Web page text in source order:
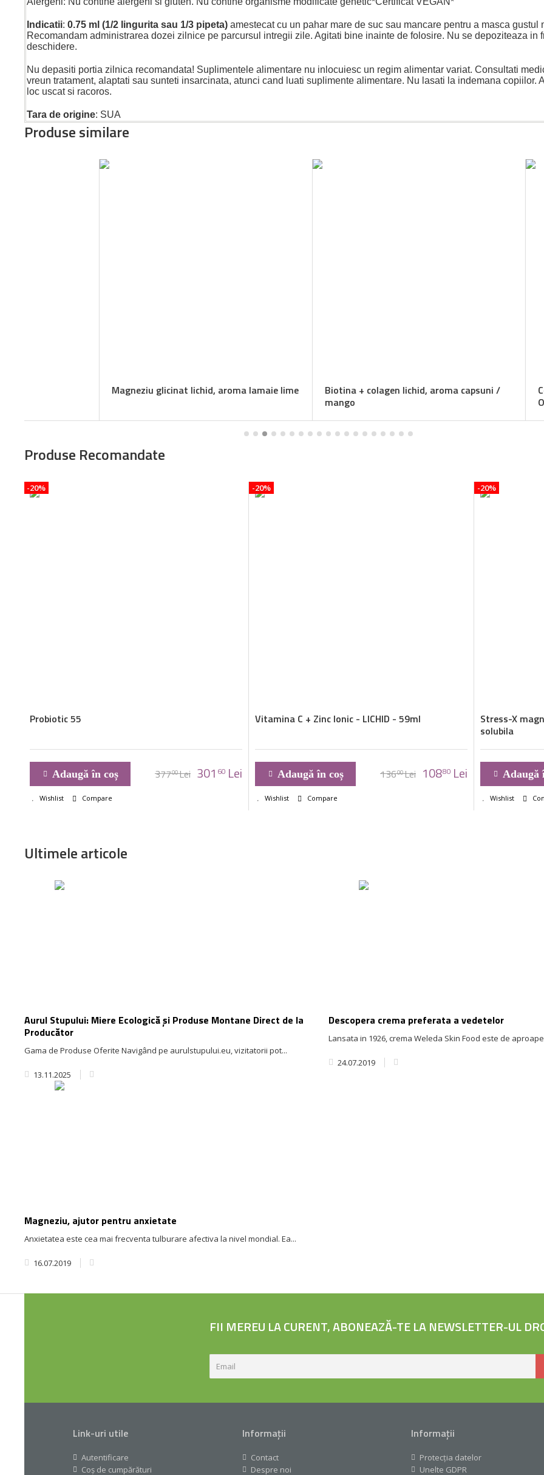
Indicatii: 0.75 ml (1/2 lingurita sau 1/3 pipeta) amestecat cu un pahar mare de suc sau mancare pentru a masca gustul
Recomandam administrarea dozei zilnice pe parcursul intregii zile. Agitati bine inainte de folosire. Nu se depoziteaza in
deschidere.
Nu depasiti portia zilnica recomandata! Suplimentele alimentare nu inlocuiesc un regim alimentar variat. Consultati
vreun tratament, alaptati sau sunteti insarcinata, atunci cand luati suplimente alimentare. Nu lasati la indemana copiilor.
loc uscat si racoros.
Tara de origine: SUA
Produse similare
Magneziu glicinat lichid, aroma lamaie lime
Biotina + colagen lichid, aroma capsuni /
Produse Recomandate
Probiotic 55
Adaugă în coș 37700Lei 301 60 Lei
Wishlist Compare
-20%
Vitamina C + Zinc Ionic - LICHID - 59ml
Adaugă în coș 13600Lei 10880 Lei
Wishlist Compare
-20%
Stress-X
solubila
Adaugă
Wishlist
-20%
Ultimele articole
Aurul Stupului: Miere Ecologică și Produse Montane Direct de la
Producător
Gama de Produse Oferite Navigând pe aurulstupului.eu, vizitatorii pot...
13.11.2025
Descopera crema preferata a vedetelor
Lansata in 1926, crema Weleda Skin Food este de
24.07.2019
Magneziu, ajutor pentru anxietate
Anxietatea este cea mai frecventa tulburare afectiva la nivel mondial. Ea...
16.07.2019
FII MEREU LA CURENT, ABONEAZĂ-TE LA NEWSLETTER-UL
Link-uri utile
Autentificare
Coș de cumpărături
Informații
Contact
Despre noi
Informații
Protecția datelor
Unelte GDPR